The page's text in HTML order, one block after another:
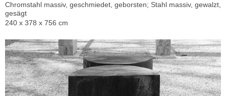
Chromstahl massiv, geschmiedet, geborsten; Stahl massiv, gewalzt,
gesägt
240 x 378 x 756 cm